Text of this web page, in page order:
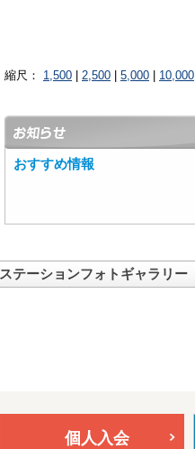
縮尺： 1,500 2,500 5,000 10,000
おすすめ情報
ステーションフォトギャラリー
個人入会